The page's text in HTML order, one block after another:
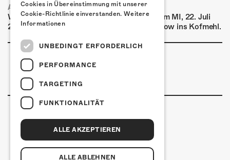
AIRBOURNE - SPECIAL SUMMER SHOW
Wow, das ist ein Ding! Airbourne kommen am MI, 22. Juli
2026 für eine exklusive Special Summer Show ins Kofmehl.
Kulturfabrik Kofmehl
Kofmehlweg 1
Cookies in Übereinstimmung mit unserer
Cookie-Richtlinie einverstanden. Weitere
Informationen
UNBEDINGT ERFORDERLICH
PERFORMANCE
TARGETING
FUNKTIONALITÄT
ALLE AKZEPTIEREN
ALLE ABLEHNEN